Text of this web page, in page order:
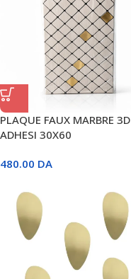
PLAQUE FAUX MARBRE 3D
ADHESI 30X60
480.00 DA